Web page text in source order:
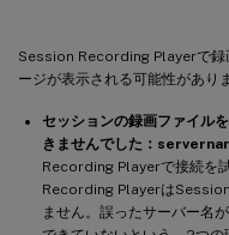
Session Recording Playerで録
ージが表示される可能性があり
セッションの録画ファイル
きませんでした：
Recording Playerで接続を
Recording Playerは
ません。誤ったサーバー名